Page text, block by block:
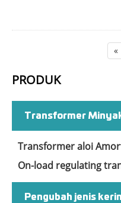
«
PRODUK
Transformer
Transformer aloi
On-load regulating
Pengubah jenis